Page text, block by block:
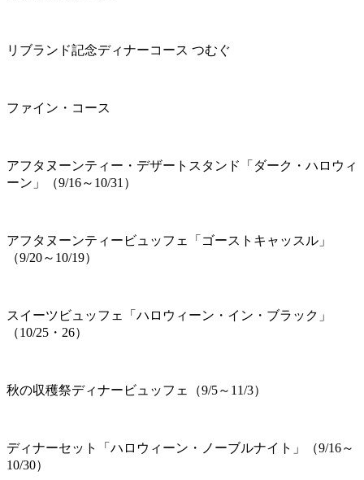
リブランド記念ディナーコース つむぐ
ファイン・コース
アフタヌーンティー・デザートスタンド「ダーク・ハロウィ
ーン」（9/16～10/31）
アフタヌーンティービュッフェ「ゴーストキャッスル」
（9/20～10/19）
スイーツビュッフェ「ハロウィーン・イン・ブラック」
（10/25・26）
秋の収穫祭ディナービュッフェ（9/5～11/3）
ディナーセット「ハロウィーン・ノーブルナイト」（9/16～
10/30）